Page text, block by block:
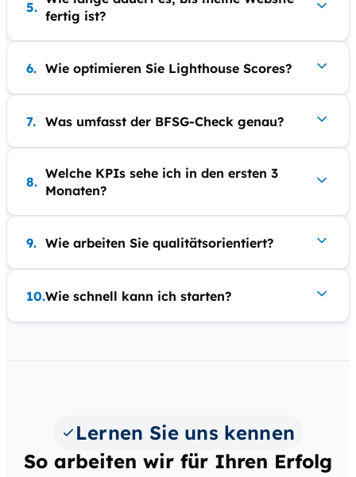
5.
fertig ist?
6. Wie optimieren Sie Lighthouse Scores?
7. Was umfasst der BFSG-Check genau?
8.
Welche KPIs sehe ich in den ersten 3
Monaten?
9. Wie arbeiten Sie qualitätsorientiert?
10.Wie schnell kann ich starten?
Lernen Sie uns kennen
So arbeiten wir für Ihren Erfolg